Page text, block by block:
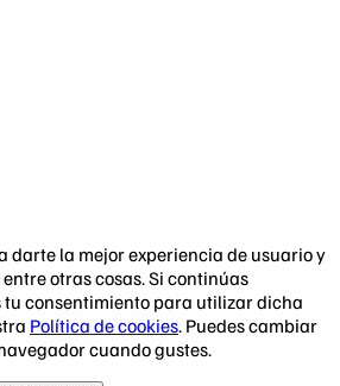
darte la mejor experiencia de usuario y
otras cosas. Si continúas
tu consentimiento para utilizar dicha
Política de cookies. Puedes cambiar
cuando gustes.